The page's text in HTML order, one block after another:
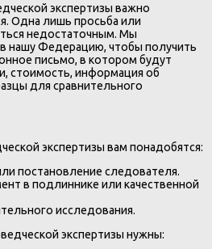
экспертизы важно
Одна лишь просьба или
недостаточным. Мы
нашу Федерацию, чтобы получить
письмо, в котором будут
стоимость, информация об
для сравнительного
экспертизы вам понадобятся:
постановление следователя.
в подлиннике или качественной
исследования.
экспертизы нужны: